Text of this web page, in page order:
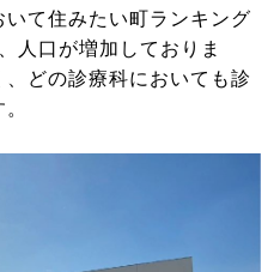
て住みたい町ランキング
人口が増加しておりま
どの診療科においても診